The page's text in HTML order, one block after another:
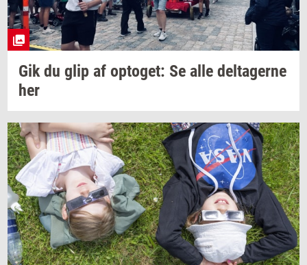
Gik du glip af op­to­get: Se alle del­ta­ger­ne
her